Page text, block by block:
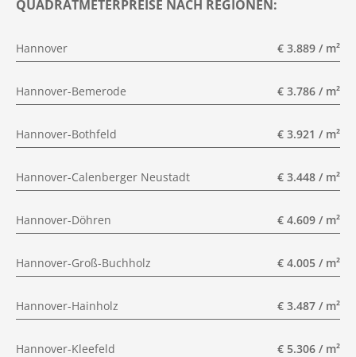
QUADRATMETERPREISE NACH REGIONEN:
Hannover € 3.889 / m²
Hannover-Bemerode € 3.786 / m²
Hannover-Bothfeld € 3.921 / m²
Hannover-Calenberger Neustadt € 3.448 / m²
Hannover-Döhren € 4.609 / m²
Hannover-Groß-Buchholz € 4.005 / m²
Hannover-Hainholz € 3.487 / m²
Hannover-Kleefeld € 5.306 / m²